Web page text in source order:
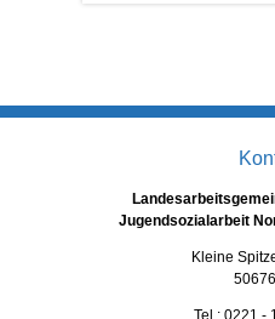
Jugendsozialarbeit
Kleine
Tel.: 0221 -